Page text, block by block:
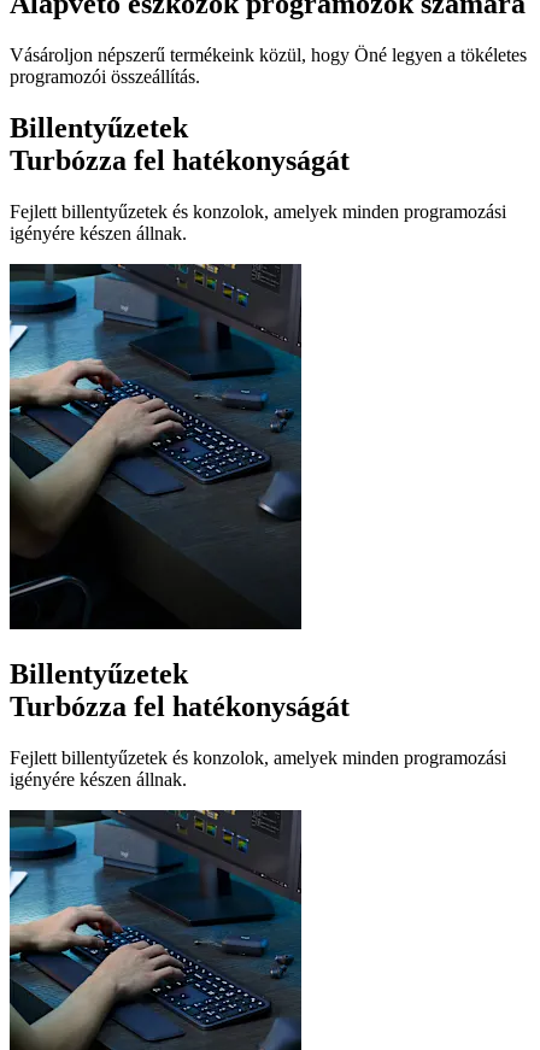
Vásároljon népszerű termékeink közül, hogy Öné legyen a tökéletes
programozói összeállítás.
Billentyűzetek
Turbózza fel hatékonyságát
Fejlett billentyűzetek és konzolok, amelyek minden programozási
igényére készen állnak.
Billentyűzetek
Turbózza fel hatékonyságát
Fejlett billentyűzetek és konzolok, amelyek minden programozási
igényére készen állnak.